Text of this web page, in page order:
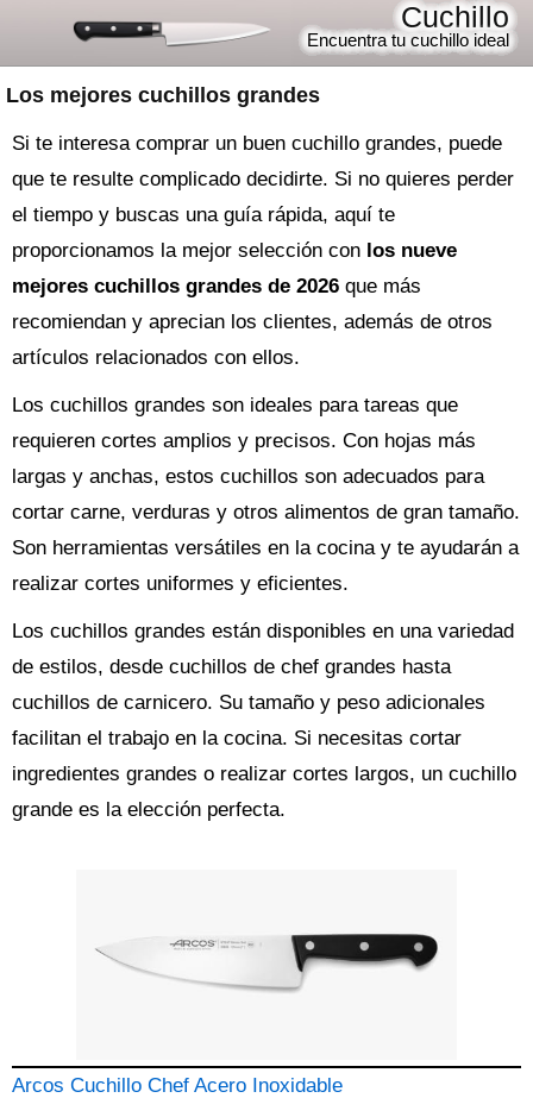
Los mejores cuchillos grandes
Cuchillo
Encuentra tu cuchillo ideal
Si te interesa comprar un buen cuchillo grandes, puede
que te resulte complicado decidirte. Si no quieres perder
el tiempo y buscas una guía rápida, aquí te
proporcionamos la mejor selección con los nueve
mejores cuchillos grandes de 2026 que más
recomiendan y aprecian los clientes, además de otros
artículos relacionados con ellos.
Los cuchillos grandes son ideales para tareas que
requieren cortes amplios y precisos. Con hojas más
largas y anchas, estos cuchillos son adecuados para
cortar carne, verduras y otros alimentos de gran tamaño.
Son herramientas versátiles en la cocina y te ayudarán a
realizar cortes uniformes y eficientes.
Los cuchillos grandes están disponibles en una variedad
de estilos, desde cuchillos de chef grandes hasta
cuchillos de carnicero. Su tamaño y peso adicionales
facilitan el trabajo en la cocina. Si necesitas cortar
ingredientes grandes o realizar cortes largos, un cuchillo
grande es la elección perfecta.
Arcos Cuchillo Chef Acero Inoxidable